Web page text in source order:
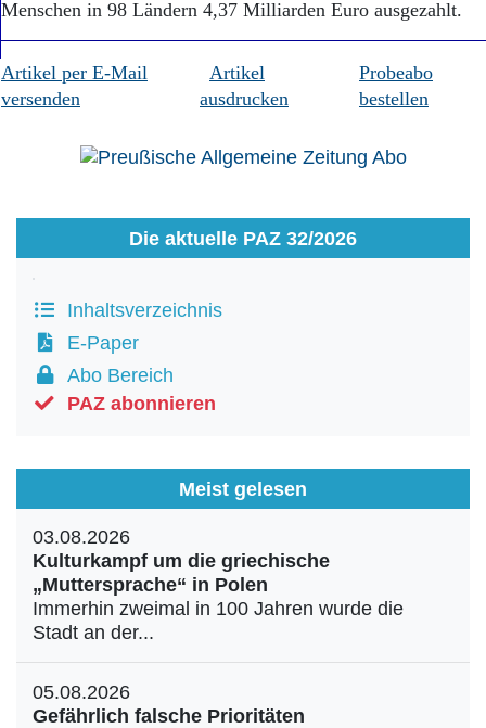
Menschen in 98 Ländern 4,37 Milliarden Euro ausgezahlt.
Artikel per E-Mail
versenden
Artikel
ausdrucken
Probeabo
bestellen
Die aktuelle PAZ 32/2026
Inhaltsverzeichnis
E-Paper
Abo Bereich
PAZ abonnieren
Meist gelesen
03.08.2026
Kulturkampf um die griechische
„Muttersprache“ in Polen
Immerhin zweimal in 100 Jahren wurde die
Stadt an der...
05.08.2026
Gefährlich falsche Prioritäten